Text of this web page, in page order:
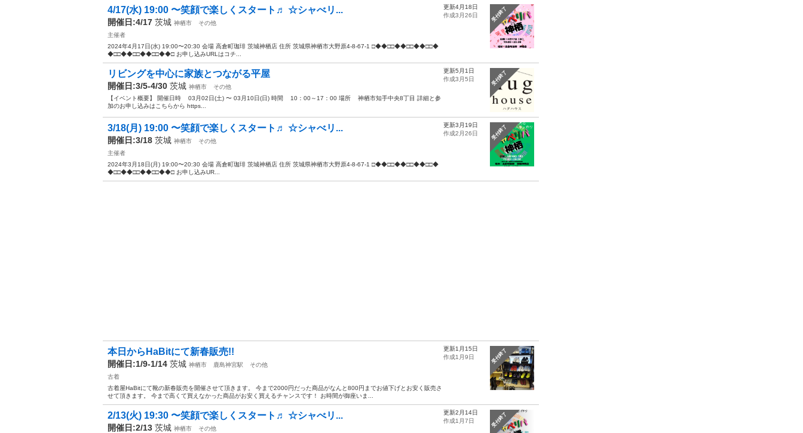
受付終了
4/17(水) 19:00 〜笑顔で楽しくスタート♬ ☆シャべリ...
開催日:4/17 茨城 神栖市
その他
主催者
2024年4月17日(水) 19:00〜20:30 会場 高倉町珈琲 茨城神栖店 住所 茨城県神栖市大野原4-8-67-1 □◆◆□□◆◆□□◆◆□□◆
◆□□◆◆□□◆◆□□◆◆□ お申し込みURLはコチ...
更新4月18日
作成3月26日
受付終了
リビングを中心に家族とつながる平屋
開催日:3/5-4/30 茨城 神栖市
その他
【イベント概要】 開催日時 03月02日(土) 〜 03月10日(日) 時間 10：00～17：00 場所 神栖市知手中央8丁目 詳細と参
加のお申し込みはこちらから https...
更新5月1日
作成3月5日
受付終了
3/18(月) 19:00 〜笑顔で楽しくスタート♬ ☆シャべリ...
開催日:3/18 茨城 神栖市
その他
主催者
2024年3月18日(月) 19:00〜20:30 会場 高倉町珈琲 茨城神栖店 住所 茨城県神栖市大野原4-8-67-1 □◆◆□□◆◆□□◆◆□□◆
◆□□◆◆□□◆◆□□◆◆□ お申し込みUR...
更新3月19日
作成2月26日
受付終了
本日からHaBitにて新春販売!!
開催日:1/9-1/14 茨城 神栖市 鹿島神宮駅
その他
古着
古着屋HaBitにて靴の新春販売を開催させて頂きます。 今まで2000円だった商品がなんと800円までお値下げとお安く販売さ
せて頂きます。 今まで高くて買えなかった商品がお安く買えるチャンスです！ お時間が御座いま...
更新1月15日
作成1月9日
受付終了
2/13(火) 19:30 〜笑顔で楽しくスタート♬ ☆シャべリ...
開催日:2/13 茨城 神栖市
その他
更新2月14日
作成1月7日